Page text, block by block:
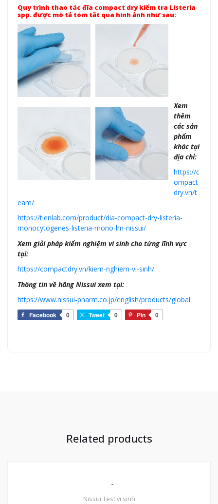
Quy trình thao tác đĩa compact dry kiểm tra Listeria
spp. được mô tả tóm tắt qua hình ảnh như sau:
Xem
thêm
các sản
phẩm
khác tại
địa chỉ:
https://c
ompact
dry.vn/t
eam/
https://tienlab.com/product/dia-compact-dry-listeria-
monocytogenes-listeria-mono-lm-nissui/
Xem giải pháp kiểm nghiệm vi sinh cho từng lĩnh vực
tại:
https://compactdry.vn/kiem-nghiem-vi-sinh/
Thông tin về hãng Nissui xem tại:
https://www.nissui-pharm.co.jp/english/products/global
Facebook 0 Tweet 0 Pin 0
Related products
Nissui Test vi sinh